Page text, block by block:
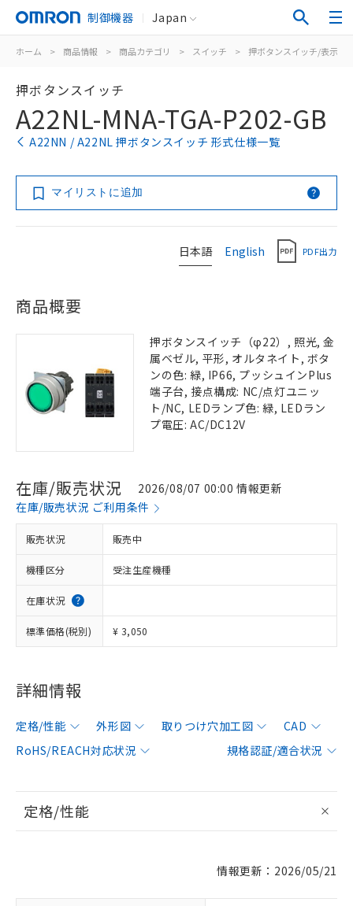
制御機器 Japan
ホーム > 商品情報 > 商品カテゴリ > スイッチ > 押ボタンスイッチ/表示灯
押ボタンスイッチ
A22NL-MNA-TGA-P202-GB
A22NN / A22NL 押ボタンスイッチ 形式仕様一覧
マイリストに追加
日本語 English PDF出力
商品概要
押ボタンスイッチ（φ22）, 照光, 金
属ベゼル, 平形, オルタネイト, ボタ
ンの色: 緑, IP66, プッシュインPlus
端子台, 接点構成: NC/点灯ユニッ
ト/NC, LEDランプ色: 緑, LEDラン
プ電圧: AC/DC12V
在庫/販売状況
2026/08/07 00:00 情報更新
在庫/販売状況 ご利用条件
販売状況 販売中
機種区分 受注生産機種
在庫状況
標準価格(税別) ¥ 3,050
詳細情報
定格/性能 外形図 取りつけ穴加工図
CAD
RoHS/REACH対応状況
規格認証/適合状況
定格/性能
情報更新：2026/05/21